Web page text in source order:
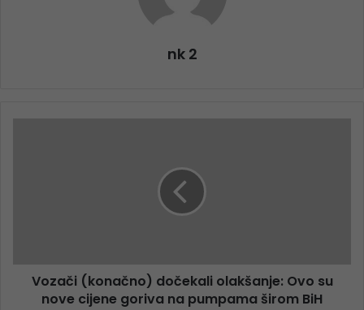
nk 2
Vozači (konačno) dočekali olakšanje: Ovo su
nove cijene goriva na pumpama širom BiH